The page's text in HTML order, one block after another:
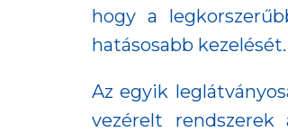
hogy a
hatásosabb
Az egyik
vezérelt